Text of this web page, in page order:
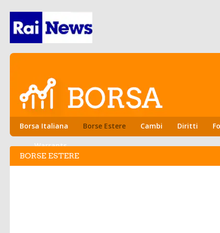
Borsa Italiana Borse Estere Cambi Diritti
Warrants
BORSE ESTERE